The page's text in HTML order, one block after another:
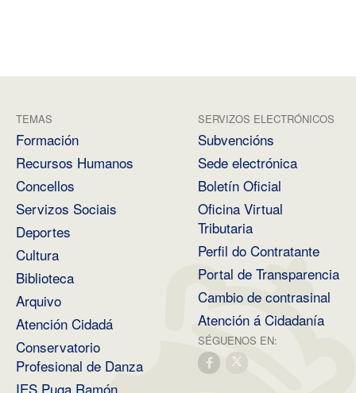
TEMAS
Formación
Recursos Humanos
Concellos
Servizos Sociais
Deportes
Cultura
Biblioteca
Arquivo
Atención Cidadá
Conservatorio
Profesional de Danza
IES Puga Ramón
SERVIZOS ELECTRÓNICOS
Subvencións
Sede electrónica
Boletín Oficial
Oficina Virtual
Tributaria
Perfil do Contratante
Portal de Transparencia
Cambio de contrasinal
Atención á Cidadanía
SÉGUENOS EN: